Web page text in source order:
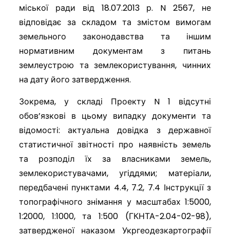
міської ради від 18.07.2013 р. N 2567, не
відповідає за складом та змістом вимогам
земельного законодавства та іншим
нормативним документам з питань
землеустрою та землекористування, чинних
на дату його затвердження.
Зокрема, у складі Проекту N 1 відсутні
обов’язкові в цьому випадку документи та
відомості: актуальна довідка з державної
статистичної звітності про наявність земель
та розподіл їх за власниками земель,
землекористувачами, угіддями; матеріали,
передбачені пунктами 4.4, 7.2, 7.4 Інструкції з
топографічного знімання у масштабах 1:5000,
1:2000, 1:1000, та 1:500 (ГКНТА-2.04-02-98),
затвердженої наказом Укргеодезкартографії